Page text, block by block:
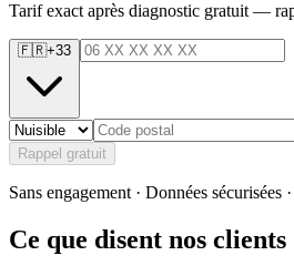
Tarif exact après diagnostic gratuit —
🇫🇷+33
Rappel gratuit
Sans engagement · Données sécurisées
Ce que disent nos clients